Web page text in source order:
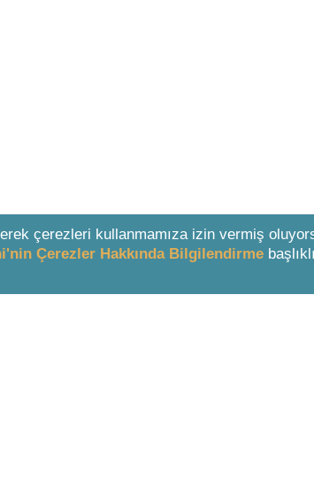
çerezleri kullanmamıza izin vermiş
Çerezler Hakkında Bilgilendirme